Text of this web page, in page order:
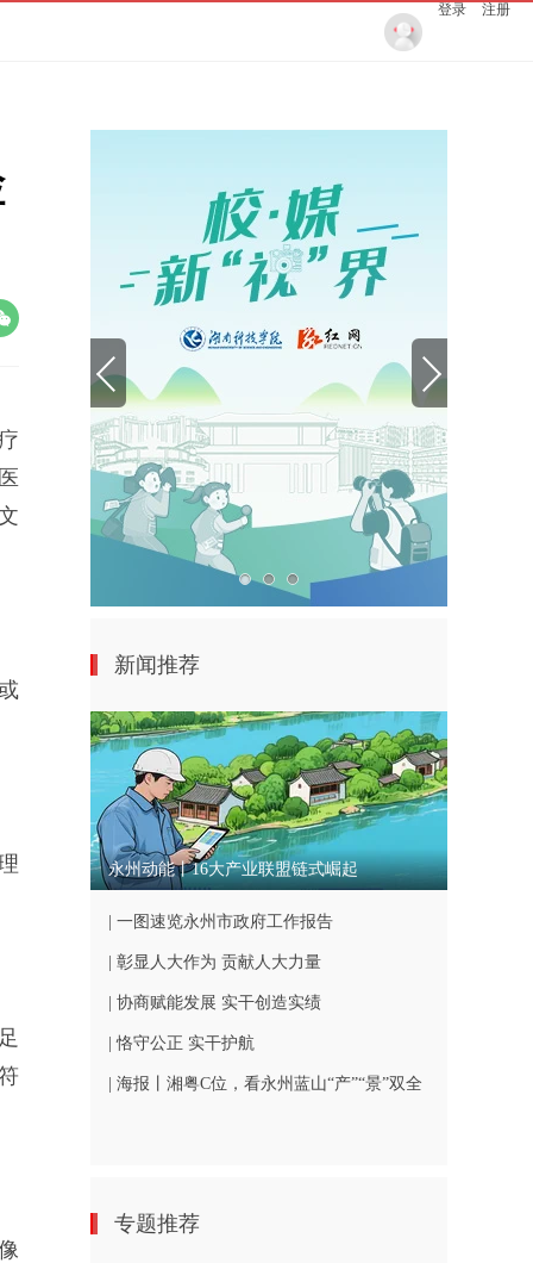
登录 注册
新闻推荐
永州动能丨16大产业联盟链式崛起
| 一图速览永州市政府工作报告
| 彰显人大作为 贡献人大力量
| 协商赋能发展 实干创造实绩
| 恪守公正 实干护航
| 海报丨湘粤C位，看永州蓝山“产”“景”双全
专题推荐